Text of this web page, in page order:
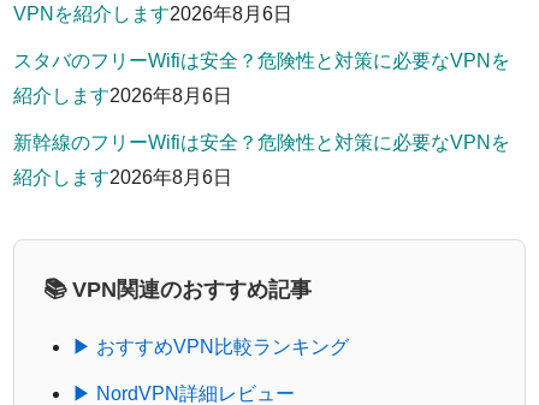
VPNを紹介します2026年8月6日
スタバのフリーWifiは安全？危険性と対策に必要なVPNを
紹介します2026年8月6日
新幹線のフリーWifiは安全？危険性と対策に必要なVPNを
紹介します2026年8月6日
📚 VPN関連のおすすめ記事
▶ おすすめVPN比較ランキング
▶ NordVPN詳細レビュー